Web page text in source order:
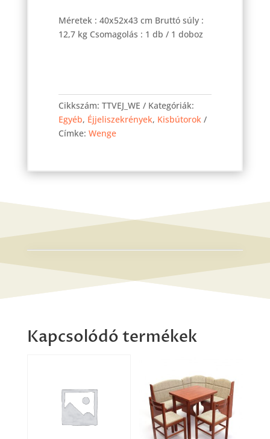
Méretek : 40x52x43 cm Bruttó súly :
12,7 kg Csomagolás : 1 db / 1 doboz
éjjeli
szekrény
Wenge
Cikkszám: TTVEJ_WE
Kategóriák:
Egyéb, Éjjeliszekrények, Kisbútorok
Címke: Wenge
Kapcsolódó termékek